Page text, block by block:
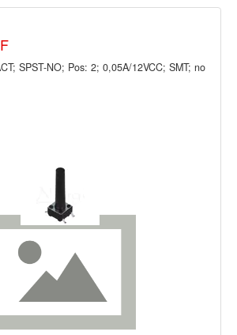
SPST-NO; Pos: 2; 0,05A/12VCC; SMT; no